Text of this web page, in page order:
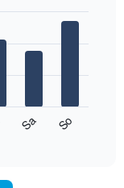
Sa So